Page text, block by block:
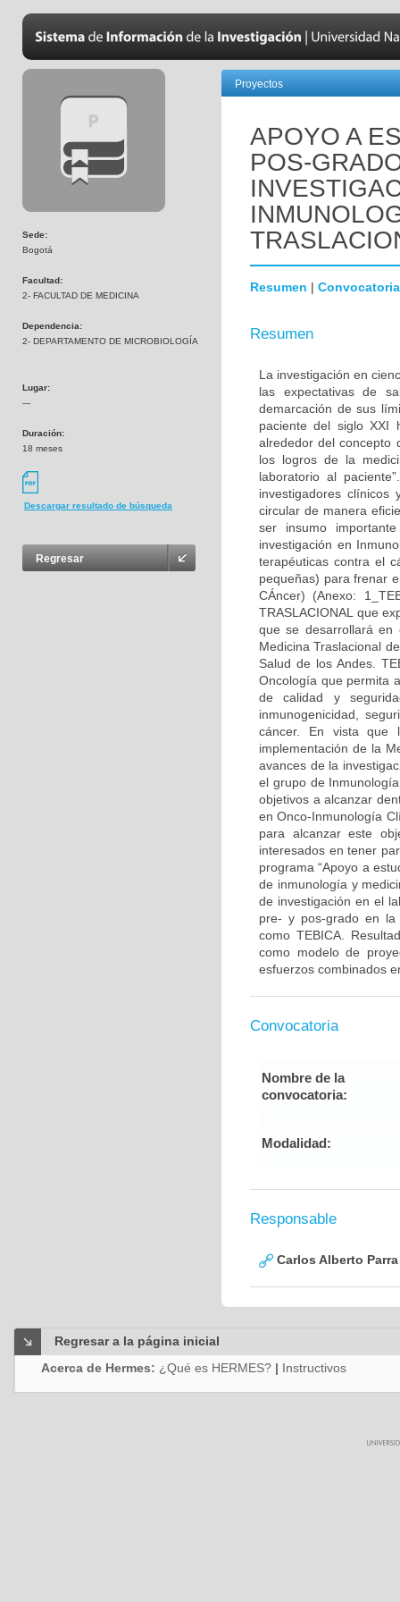
Sede:
Bogotá
Facultad:
2- FACULTAD DE MEDICINA
Dependencia:
2- DEPARTAMENTO DE MICROBIOLOGÍA
Lugar:
---
Duración:
18 meses
Descargar resultado de búsqueda
Regresar
Proyectos
APOYO A
POS-
Resumen | Convocatoria
Resumen
La investigación en
las expectativas de
demarcación de sus
paciente del siglo XXI
alrededor del concepto
los logros de la
laboratorio al
investigadores
circular de manera
ser insumo
investigación en
terapéuticas contra el
pequeñas) para frenar
CÁncer) (Anexo:
TRASLACIONAL que
que se desarrollará
Medicina Traslacional
Salud de los Andes.
Oncología que permita
de calidad y
inmunogenicidad,
cáncer. En vista que
implementación de la
avances de la
el grupo de
objetivos a alcanzar
en Onco-Inmunología
para alcanzar este
interesados en tener
programa “Apoyo a
de inmunología y
de investigación en el
pre- y pos-grado en la
como TEBICA.
como modelo de
esfuerzos combinados
Convocatoria
Nombre de la
convocatoria:
Modalidad:
Responsable
Carlos Alberto
Regresar a la página inicial
Acerca de Hermes: ¿Qué es HERMES? | Instructivos